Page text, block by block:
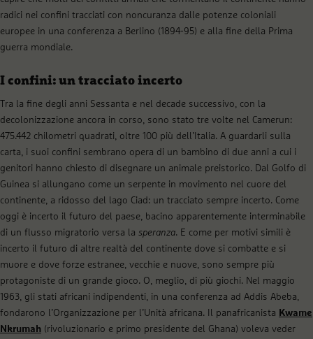
radici nei confini tracciati con noncuranza dalle potenze coloniali
europee in una conferenza a Berlino (1894-95) e alla fine della Prima
guerra mondiale.
I confini: un tracciato incerto
Tra la fine degli anni Sessanta e nel decade successivo, con la
decolonizzazione ancora in corso, sono stato tre volte nel Camerun:
475.442 chilometri quadrati, oltre 100 più dell’Italia. A guardarli sulla
carta, i suoi confini sembrano opera di un bambino di due anni a cui i
genitori hanno chiesto di disegnare un animale preistorico. Dal Golfo di
Guinea si allungano come un serpente in movimento nel cuore del
continente, a ridosso del lago Ciad: un tracciato sempre incerto. Come
oggi è incerto il futuro del paese, bacino apparentemente interminabile
di un flusso migratorio versa la speranza. E come per motivi simili è
incerto il futuro di altre realtà del continente dove si combatte e si
muore e dove forze estranee, vecchie e nuove, sono sempre più
protagoniste di un grande gioco. O, meglio, di più giochi. Nel maggio
1963, gli stati africani indipendenti, in una conferenza ad Addis Abeba,
fondarono l’Organizzazione per l’Unità africana. Il panafricanista Kwame
Nkrumah (rivoluzionario e primo presidente del Ghana) voleva veder